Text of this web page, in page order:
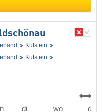
Kufstein
Kufstein
di wo do